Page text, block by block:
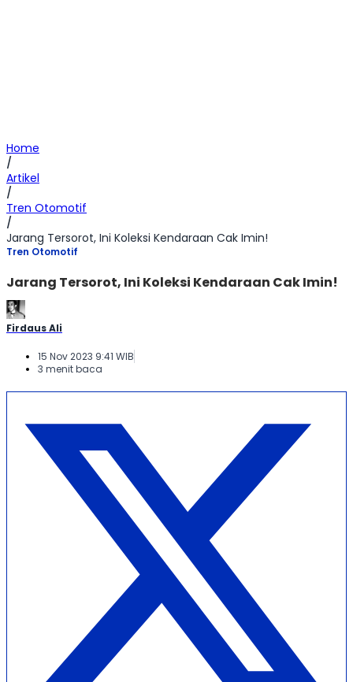
Home
/
Artikel
/
Tren Otomotif
/
Jarang Tersorot, Ini Koleksi Kendaraan Cak Imin!
Tren Otomotif
Jarang Tersorot, Ini Koleksi Kendaraan Cak Imin!
Firdaus Ali
15 Nov 2023 9:41 WIB
3 menit baca